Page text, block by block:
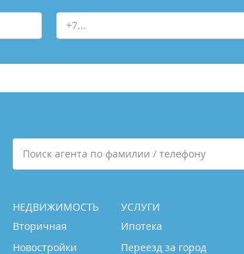
Поиск агента по фамилии / телефону
НЕДВИЖИМОСТЬ
Вторичная
Новостройки
УСЛУГИ
Ипотека
Переезд за город